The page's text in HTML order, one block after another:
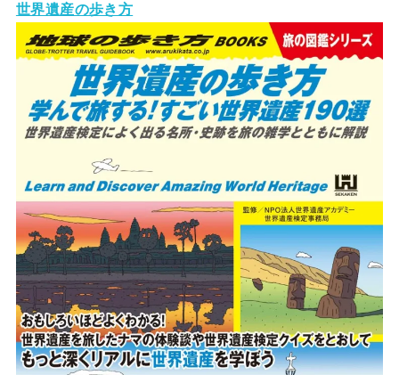
世界遺産の歩き方